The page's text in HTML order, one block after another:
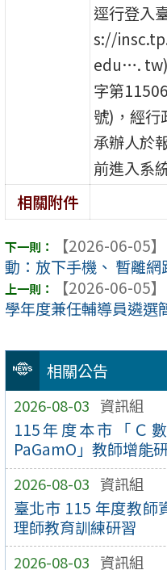
相關公告
2026-08-03 資訊組
115年度本市「Ｃ
PaGamO」教師增能
2026-08-03 資訊組
臺北市 115 年度教師
理師教育訓練研習
2026-08-03 資訊組
逕行登入
s://
edu…. tw)
字第
號)，經行
承辦人於
前進入系
相關附件
【2026-06-05】
動：放下手機、 暫離
【2026-06-05】
學年度兼任輔導員遴選